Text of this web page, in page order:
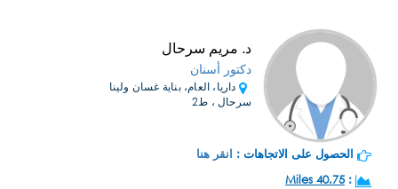
د. مريم سرحال
دكتور أسنان
داريا، العام، بناية غسان ولينا
سرحال ، ط2
الحصول على الاتجاهات : انقر هنا
:
40.75 Miles